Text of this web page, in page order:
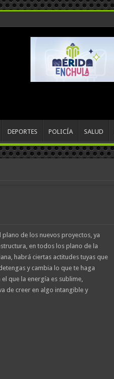
DEPORTES POLICÍA SALUD
de los nuevos proyectos, ya
en todos los plano de la
habrá ciertas actitudes tuyas que
y cambia lo que te haga
que la energía es sublime,
de creer en algo intangible y